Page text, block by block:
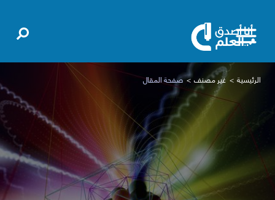
الرئيسية غير مصنف صفحة المقال